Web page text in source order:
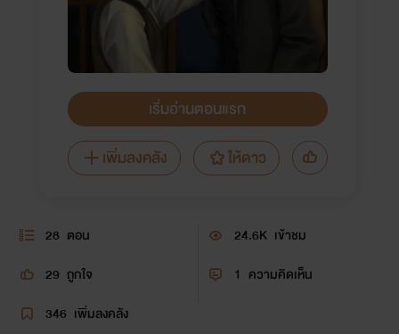
เริ่มอ่านตอนแรก
เพิ่มลงคลัง
ให้ดาว
28 ตอน 24.6K เข้าชม
29 ถูกใจ 1 ความคิดเห็น
346 เพิ่มลงคลัง